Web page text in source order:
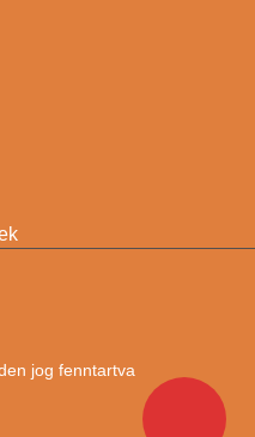
jog fenntartva